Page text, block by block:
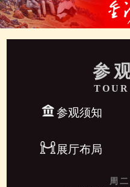
参
参观须知
展厅布局
周